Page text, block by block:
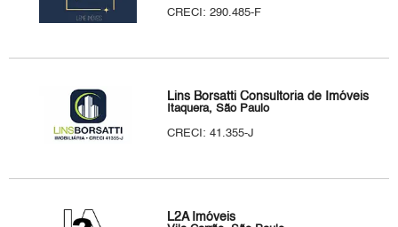
CRECI: 290.485-F
Lins Borsatti Consultoria de Imóveis
Itaquera, São Paulo
CRECI: 41.355-J
L2A Imóveis